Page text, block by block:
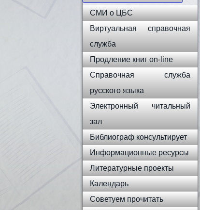
СМИ о ЦБС
Виртуальная справочная
служба
Продление книг on-line
Справочная служба
русского языка
Электронный читальный
зал
Библиограф консультирует
Информационные ресурсы
Литературные проекты
Календарь
Советуем прочитать